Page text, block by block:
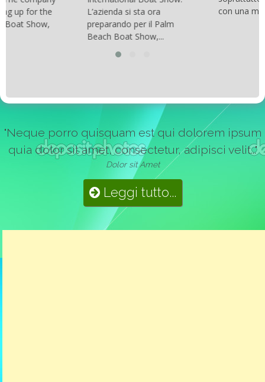
L’azienda si sta ora
preparando per il Palm
Beach Boat Show,...
con una manovrabilità...
"Neque porro quisquam est qui dolorem ipsum
quia dolor sit amet, consectetur, adipisci velit..."
Dolor sit Amet
Leggi tutto...